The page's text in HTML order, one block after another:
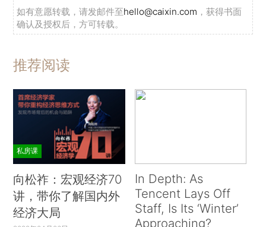
如有意愿转载，请发邮件至hello@caixin.com ，获得书面
确认及授权后，方可转载。
推荐阅读
私房课
向松祚：宏观经济70
讲，带你了解国内外
经济大局
In Depth: As
Tencent Lays Off
Staff, Is Its ‘Winter’
Approaching?